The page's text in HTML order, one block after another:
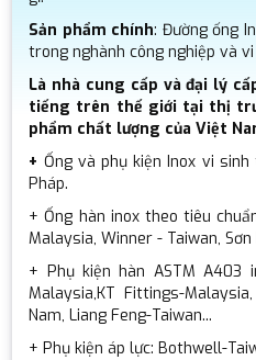
Sản phẩm chính: Đường ống
trong nghành công nghiệp và
Là nhà cung cấp và đại lý
tiếng trên thế giới tại thị
phẩm chất lượng của Việt
+ Ống và phụ kiện Inox vi sinh
Pháp.
+ Ống hàn inox theo tiêu
Malaysia, Winner - Taiwan, Sơn
+ Phụ kiện hàn ASTM A403
Malaysia,KT Fittings-
Nam, Liang Feng-Taiwan...
+ Phụ kiện áp lực: Bothwell-